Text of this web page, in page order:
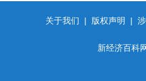
关于我们 | 版权声明 |
新经济百科